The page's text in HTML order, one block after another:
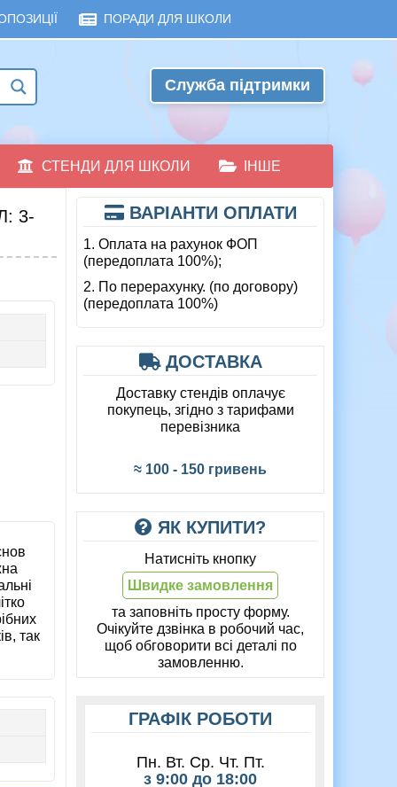
ПОРАДИ ДЛЯ ШКОЛИ
Служба підтримки
СТЕНДИ ДЛЯ ШКОЛИ ІНШЕ
3-
так
ВАРІАНТИ ОПЛАТИ
1. Оплата на рахунок ФОП
(передоплата 100%);
2. По перерахунку. (по договору)
(передоплата 100%)
ДОСТАВКА
Доставку стендів оплачує
покупець, згідно з тарифами
перевізника
≈ 100 - 150 гривень
ЯК КУПИТИ?
Натисніть кнопку
Швидке замовлення
та заповніть просту форму.
Очікуйте дзвінка в робочий час,
щоб обговорити всі деталі по
замовленню.
ГРАФІК РОБОТИ
Пн. Вт. Ср. Чт. Пт.
з 9:00 до 18:00